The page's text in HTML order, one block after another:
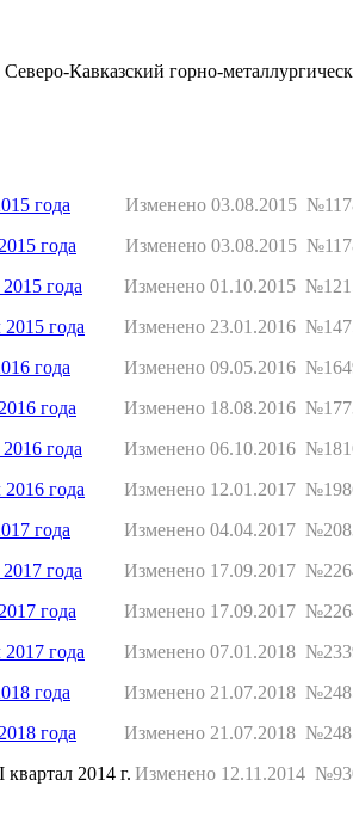
Кавказский горно-
года
Изменено 03.08.2015
года
Изменено 03.08.2015
года
Изменено 01.10.2015
года
Изменено 23.01.2016
года
Изменено 09.05.2016
года
Изменено 18.08.2016
года
Изменено 06.10.2016
года
Изменено 12.01.2017
года
Изменено 04.04.2017
года
Изменено 17.09.2017
года
Изменено 17.09.2017
года
Изменено 07.01.2018
года
Изменено 21.07.2018
года
Изменено 21.07.2018
2014 г. Изменено 12.11.2014